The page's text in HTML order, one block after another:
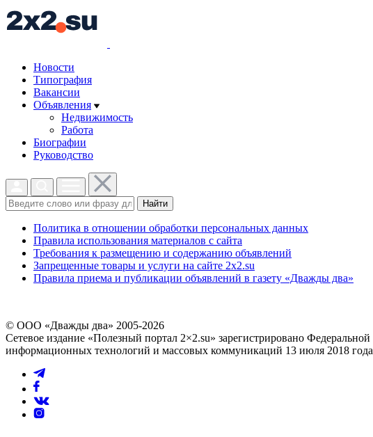
Новости
Типография
Вакансии
Объявления
Недвижимость
Работа
Биографии
Руководство
Найти
Политика в отношении обработки персональных данных
Правила использования материалов с сайта
Требования к размещению и содержанию объявлений
Запрещенные товары и услуги на сайте 2x2.su
Правила приема и публикации объявлений в газету «Дважды два»
© ООО «Дважды два» 2005-2026
Сетевое издание «Полезный портал 2×2.su» зарегистрировано
информационных технологий и массовых коммуникаций 13 июля 2018